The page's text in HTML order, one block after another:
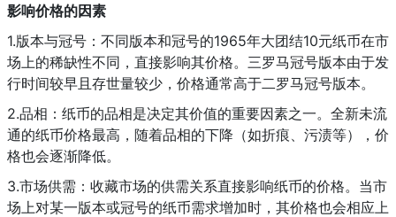
影响价格的因素
1.版本与冠号：不同版本和冠号的1965年大团结10元纸币在市
场上的稀缺性不同，直接影响其价格。三罗马冠号版本由于发
行时间较早且存世量较少，价格通常高于二罗马冠号版本。
2.品相：纸币的品相是决定其价值的重要因素之一。全新未流
通的纸币价格最高，随着品相的下降（如折痕、污渍等），价
格也会逐渐降低。
3.市场供需：收藏市场的供需关系直接影响纸币的价格。当市
场上对某一版本或冠号的纸币需求增加时，其价格也会相应上